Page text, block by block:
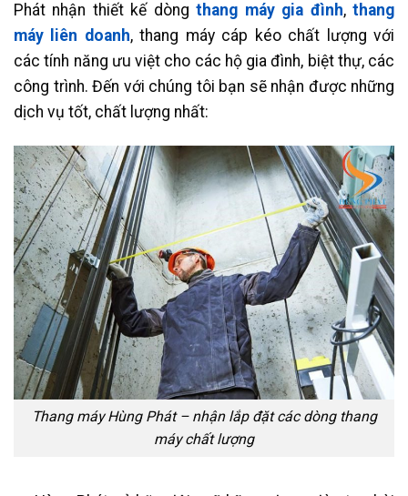
Phát nhận thiết kế dòngthang máy gia đình,thang
máy liên doanh, thang máy cáp kéo chất lượng với
các tính năng ưu việt cho các hộ gia đình, biệt thự, các
công trình. Đến với chúng tôi bạn sẽ nhận được những
dịch vụ tốt, chất lượng nhất:
Thang máy Hùng Phát – nhận lắp đặt các dòng thang
máy chất lượng